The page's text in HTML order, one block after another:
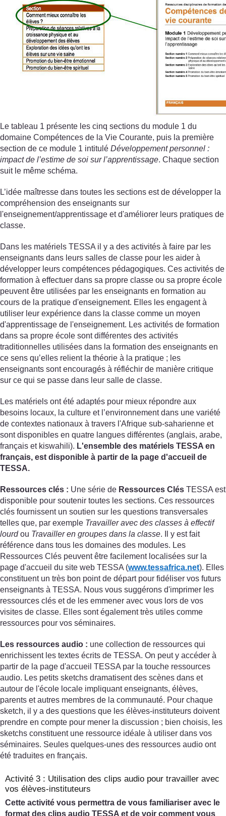
Le tableau 1 présente les cinq sections du module 1 du
domaine Compétences de la Vie Courante, puis la première
section de ce module 1 intitulé Développement personnel :
impact de l’estime de soi sur l’apprentissage. Chaque section
suit le même schéma.
L’idée maîtresse dans toutes les sections est de développer la
compréhension des enseignants sur
l'enseignement/apprentissage et d'améliorer leurs pratiques de
classe.
Dans les matériels TESSA il y a des activités à faire par les
enseignants dans leurs salles de classe pour les aider à
développer leurs compétences pédagogiques. Ces activités de
formation à effectuer dans sa propre classe ou sa propre école
peuvent être utilisées par les enseignants en formation au
cours de la pratique d'enseignement. Elles les engagent à
utiliser leur expérience dans la classe comme un moyen
d'apprentissage de l'enseignement. Les activités de formation
dans sa propre école sont différentes des activités
traditionnelles utilisées dans la formation des enseignants en
ce sens qu’elles relient la théorie à la pratique ; les
enseignants sont encouragés à réfléchir de manière critique
sur ce qui se passe dans leur salle de classe.
Les matériels ont été adaptés pour mieux répondre aux
besoins locaux, la culture et l’environnement dans une variété
de contextes nationaux à travers l'Afrique sub-saharienne et
sont disponibles en quatre langues différentes (anglais, arabe,
français et kiswahili). L'ensemble des matériels TESSA en
français, est disponible à partir de la page d'accueil de
TESSA.
Ressources clés : Une série de Ressources Clés TESSA est
disponible pour soutenir toutes les sections. Ces ressources
clés fournissent un soutien sur les questions transversales
telles que, par exemple Travailler avec des classes à effectif
lourdou Travailler en groupes dans la classe. Il y est fait
référence dans tous les domaines des modules. Les
Ressources Clés peuvent être facilement localisées sur la
page d'accueil du site web TESSA (www.tessafrica.net). Elles
constituent un très bon point de départ pour fidéliser vos futurs
enseignants à TESSA. Nous vous suggérons d'imprimer les
ressources clés et de les emmener avec vous lors de vos
visites de classe. Elles sont également très utiles comme
ressources pour vos séminaires.
Les ressources audio : une collection de ressources qui
enrichissent les textes écrits de TESSA. On peut y accéder à
partir de la page d'accueil TESSA par la touche ressources
audio. Les petits sketchs dramatisent des scènes dans et
autour de l'école locale impliquant enseignants, élèves,
parents et autres membres de la communauté. Pour chaque
sketch, il y a des questions que les élèves-instituteurs doivent
prendre en compte pour mener la discussion ; bien choisis, les
sketchs constituent une ressource idéale à utiliser dans vos
séminaires. Seules quelques-unes des ressources audio ont
été traduites en français.
Activité 3 : Utilisation des clips audio pour travailler avec
vos élèves-instituteurs
Cette activité vous permettra de vous familiariser avec le
format des clips audio TESSA et de voir comment vous